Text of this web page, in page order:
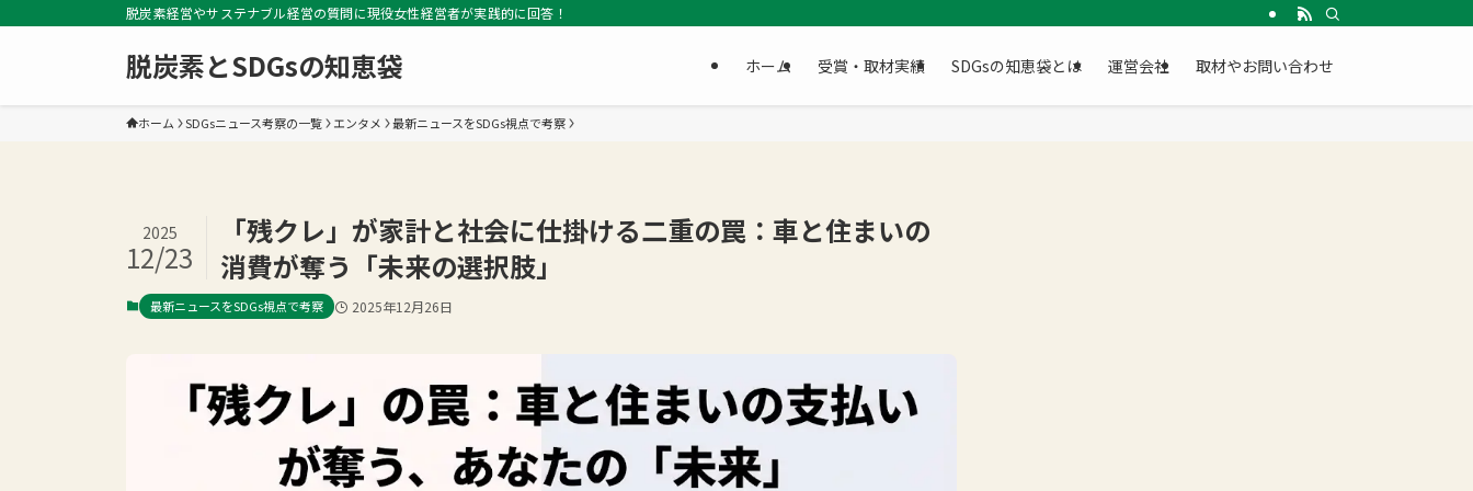
脱炭素経営やサステナブル経営の質問に現役女性経営者が実践的に回答！
脱炭素とSDGsの知恵袋 ホーム 受賞・取材実績 SDGsの知恵袋とは 運営会社 取材やお問い合わせ
ホーム SDGsニュース考察の一覧 エンタメ 最新ニュースをSDGs視点で考察
「残クレ」が家計と社会に仕掛ける二重の罠：車と住まいの
消費が奪う「未来の選択肢」
2025
12/23
最新ニュースをSDGs視点で考察 2025年12月26日